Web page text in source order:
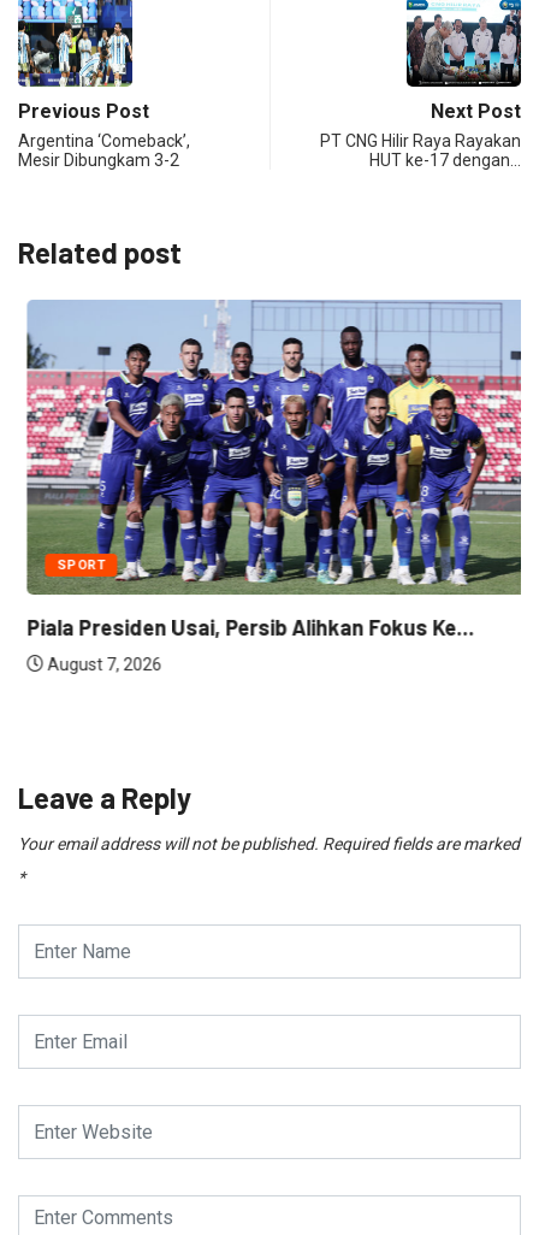
Previous Post
Argentina ‘Comeback’,
Mesir Dibungkam 3-2
Next Post
PT CNG Hilir Raya Rayakan
HUT ke-17 dengan…
Related post
SPORT
Piala Presiden Usai, Persib Alihkan Fokus Ke...
August 7, 2026
Leave a Reply
Your email address will not be published. Required fields are marked
*